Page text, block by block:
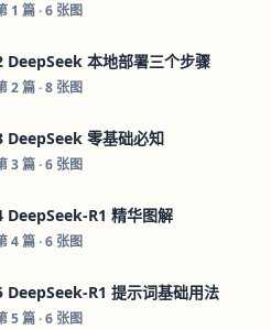
1 篇· 6 张图
DeepSeek 本地部署三个步骤
2篇· 8 张图
DeepSeek 零基础必知
3篇· 6 张图
DeepSeek-R1 精华图解
4篇· 6 张图
DeepSeek-R1 提示词基础用法
5篇· 6 张图